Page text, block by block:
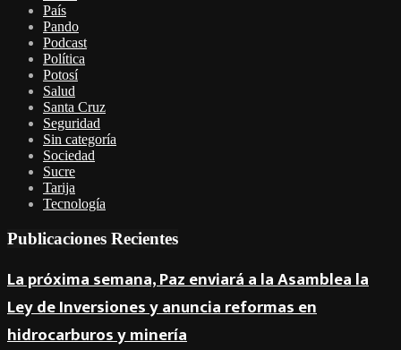
País
Pando
Podcast
Política
Potosí
Salud
Santa Cruz
Seguridad
Sin categoría
Sociedad
Sucre
Tarija
Tecnología
Publicaciones Recientes
La próxima semana, Paz enviará a la Asamblea la
Ley de Inversiones y anuncia reformas en
hidrocarburos y minería